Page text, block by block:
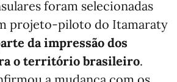
foram selecionadas
projeto-piloto do Itamaraty
da impressão dos
o território brasileiro.